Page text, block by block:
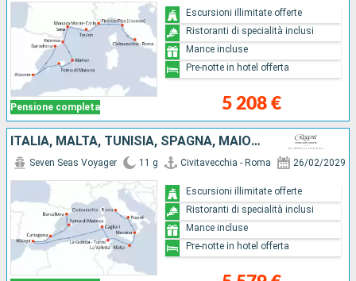
Pensione completa 5 208 €
Escursioni illimitate offerte
Ristoranti di specialità inclusi
Mance incluse
Pre-notte in hotel offerta
ITALIA, MALTA, TUNISIA, SPAGNA, MAIORCA
Seven Seas Voyager 11 g Civitavecchia - Roma 26/02/2029
Escursioni illimitate offerte
Ristoranti di specialità inclusi
Mance incluse
Pre-notte in hotel offerta